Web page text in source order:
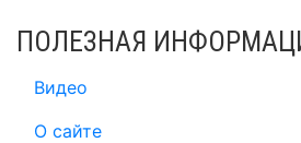
ПОЛЕЗНАЯ
Видео
О сайте